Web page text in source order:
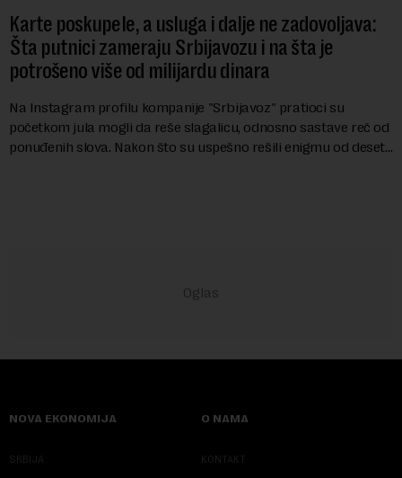
Karte poskupele, a usluga i dalje ne zadovoljava:
Šta putnici zameraju Srbijavozu i na šta je
potrošeno više od milijardu dinara
Na Instagram profilu kompanije "Srbijavoz" pratioci su
početkom jula mogli da reše slagalicu, odnosno sastave reč od
ponuđenih slova. Nakon što su uspešno rešili enigmu od deset
NOVA EKONOMIJA
SRBIJA
O NAMA
KONTAKT